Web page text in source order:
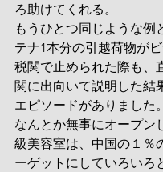
ろ助けてくれる。
もうひとつ同じような例
テナ1本分の引越荷物がビ
税関で止められた際も、
関に出向いて説明した結
エピソードがありました。
なんとか無事にオープン
級美容室は、中国の１％
ーゲットにしていろいろ